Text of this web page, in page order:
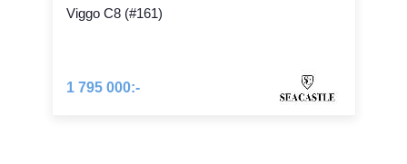
Viggo C8 (#161)
1 795 000:-